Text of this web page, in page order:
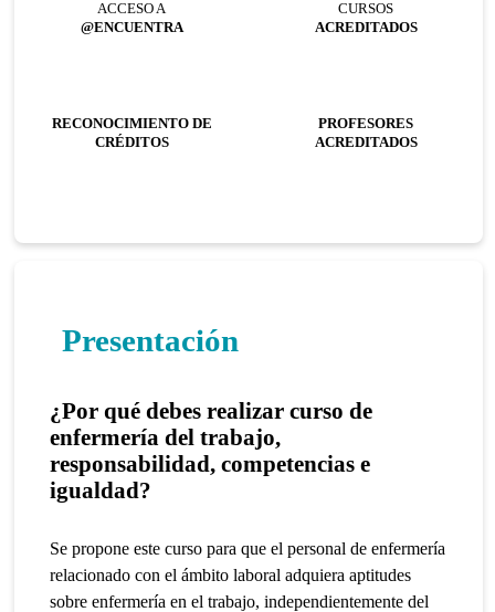
ACCESO A
@ENCUENTRA
CURSOS
ACREDITADOS
RECONOCIMIENTO DE
CRÉDITOS
PROFESORES
ACREDITADOS
Presentación
¿Por qué debes realizar curso de
enfermería del trabajo,
responsabilidad, competencias e
igualdad?
Se propone este curso para que el personal de enfermería
relacionado con el ámbito laboral adquiera aptitudes
sobre enfermería en el trabajo, independientemente del